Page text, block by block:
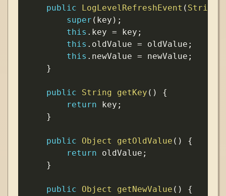
public LogLevelRefreshEvent ( String
super ( key ) ;
this . key = key ;
this . oldValue = oldValue ;
this . newValue = newValue ;
}
public String getKey ( )
{
return key ;
}
public Object getOldValue ( )
{
return oldValue ;
}
public Object getNewValue ( )
{